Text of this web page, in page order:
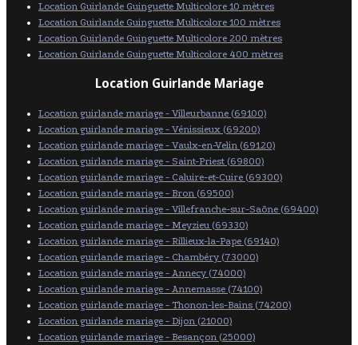
Location Guirlande Guinguette Multicolore 10 mètres
Location Guirlande Guinguette Multicolore 100 mètres
Location Guirlande Guinguette Multicolore 200 mètres
Location Guirlande Guinguette Multicolore 400 mètres
Location Guirlande Mariage
Location guirlande mariage - Villeurbanne (69100)
Location guirlande mariage - Vénissieux (69200)
Location guirlande mariage - Vaulx-en-Velin (69120)
Location guirlande mariage - Saint-Priest (69800)
Location guirlande mariage - Caluire-et-Cuire (69300)
Location guirlande mariage - Bron (69500)
Location guirlande mariage - Villefranche-sur-Saône (69400)
Location guirlande mariage - Meyzieu (69330)
Location guirlande mariage - Rillieux-la-Pape (69140)
Location guirlande mariage - Chambéry (73000)
Location guirlande mariage - Annecy (74000)
Location guirlande mariage - Annemasse (74100)
Location guirlande mariage - Thonon-les-Bains (74200)
Location guirlande mariage - Dijon (21000)
Location guirlande mariage - Besançon (25000)